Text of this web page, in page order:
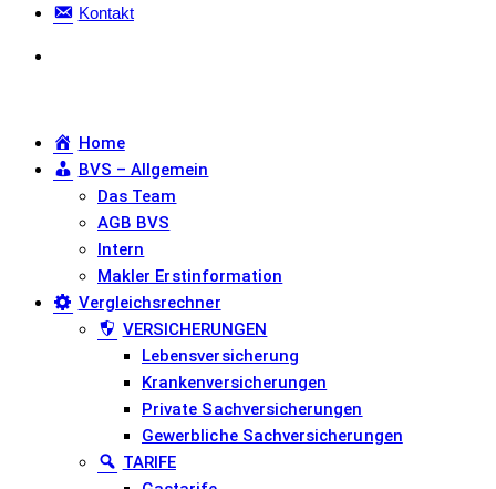
Kontakt
Home
BVS – Allgemein
Das Team
AGB BVS
Intern
Makler Erstinformation
Vergleichsrechner
VERSICHERUNGEN
Lebensversicherung
Krankenversicherungen
Private Sachversicherungen
Gewerbliche Sachversicherungen
TARIFE